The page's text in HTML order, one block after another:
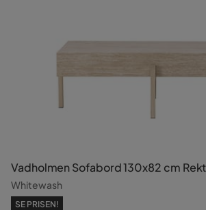
Vadholmen Sofabord 130x82 cm
Whitewash
SE PRISEN!